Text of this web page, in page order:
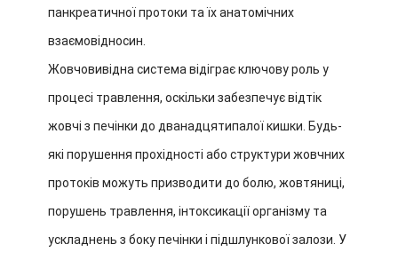
панкреатичної протоки та їх анатомічних
взаємовідносин.
Жовчовивідна система відіграє ключову роль у
процесі травлення, оскільки забезпечує відтік
жовчі з печінки до дванадцятипалої кишки. Будь-
які порушення прохідності або структури жовчних
протоків можуть призводити до болю, жовтяниці,
порушень травлення, інтоксикації організму та
ускладнень з боку печінки і підшлункової залози. У